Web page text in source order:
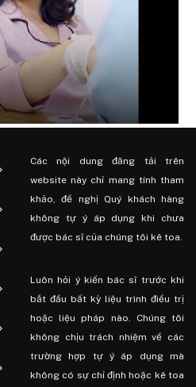
Các nội dung đăng tải trên
website này chỉ mang tính tham
khảo, đề nghị Quý khách hàng
không tự ý áp dụng khi chưa
được bác sĩ của chúng tôi kê toa.
Luôn hỏi ý kiến ​​bác sĩ trước khi
bắt đầu bất kỳ liệu trình điều trị
hoặc liệu pháp nào. Chúng tôi
không chịu trách nhiệm về các
trường hợp tự ý áp dụng mà
không có sự chỉ định hoặc kê toa